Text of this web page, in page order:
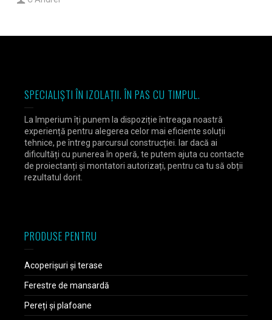
SPECIALIȘTI ÎN IZOLAȚII. ÎN PAS CU TIMPUL.
La Imperium îți punem la dispoziție întreaga noastră
experiență pentru alegerea celor mai eficiente soluții
tehnice, pe întreg parcursul construcției. Iar dacă ai
dificultăți cu punerea în operă, te putem ajuta cu contacte
de proiectanți și montatori autorizați, pentru ca tu să obții
rezultatul dorit.
PRODUSE PENTRU
Acoperișuri și terase
Ferestre de mansardă
Pereți și plafoane